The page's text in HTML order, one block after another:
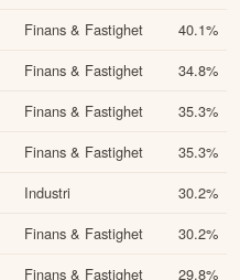
Finans & Fastighet 40.1%
Finans & Fastighet 34.8%
Finans & Fastighet 35.3%
Finans & Fastighet 35.3%
Industri 30.2%
Finans & Fastighet 30.2%
Finans & Fastighet 29.8%